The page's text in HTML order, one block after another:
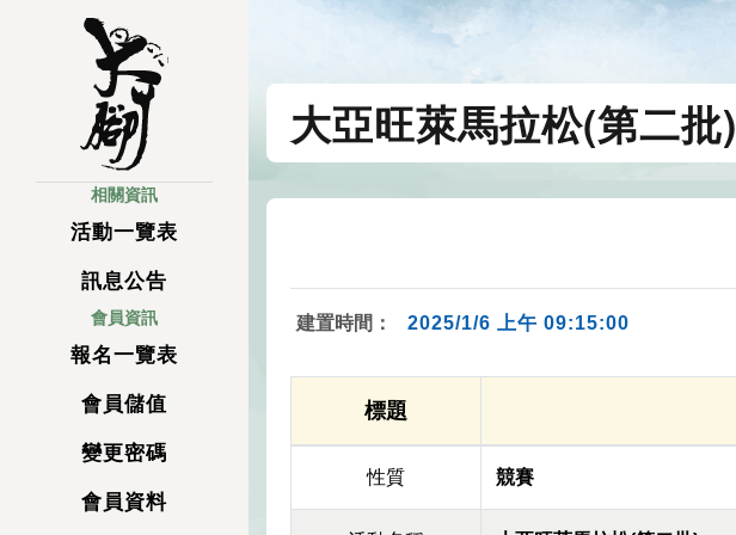
相關資訊
活動一覽表
訊息公告
會員資訊
報名一覽表
會員儲值
變更密碼
會員資料
大亞旺萊馬拉松(第二批)
建置時間： 2025/1/6 上午 09:15:00
標題
性質 競賽